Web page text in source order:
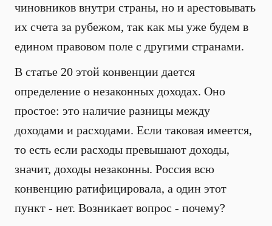
чиновников внутри страны, но и арестовывать
их счета за рубежом, так как мы уже будем в
едином правовом поле с другими странами.
В статье 20 этой конвенции дается
определение о незаконных доходах. Оно
простое: это наличие разницы между
доходами и расходами. Если таковая имеется,
то есть если расходы превышают доходы,
значит, доходы незаконны. Россия всю
конвенцию ратифицировала, а один этот
пункт - нет. Возникает вопрос - почему?